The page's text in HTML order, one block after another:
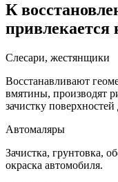
К
привлекается
Слесари, жестянщики
Восстанавливают
вмятины, производят
зачистку
Автомаляры
Зачистка, грунтовка,
окраска автомобиля.